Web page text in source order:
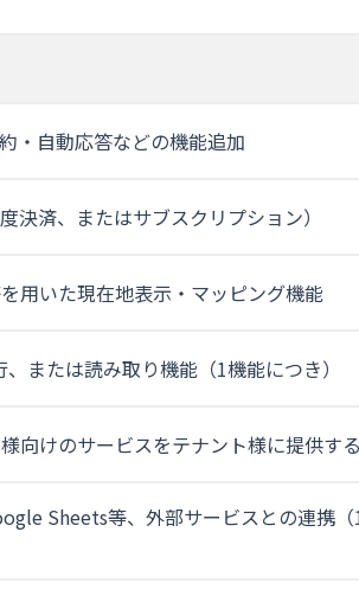
・自動応答などの機能追加
決済、またはサブスクリプション）
用いた現在地表示・マッピング機能
または読み取り機能（1機能につき）
向けのサービスをテナント様に提供する
Sheets等、外部サービスとの連携